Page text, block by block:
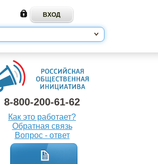
8-800-200-61-62
Как это работает?
Обратная связь
Вопрос - ответ